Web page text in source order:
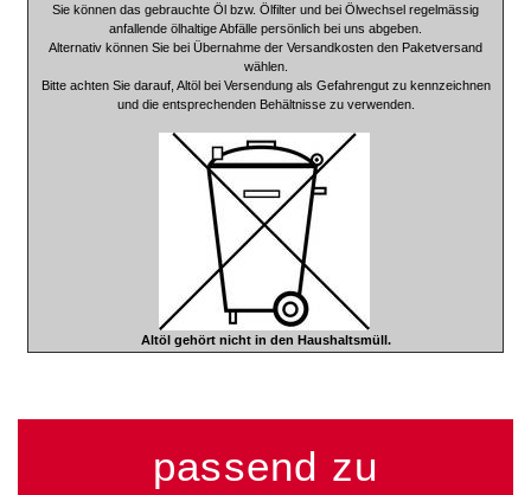
Sie können das gebrauchte Öl bzw. Ölfilter und bei Ölwechsel regelmässig
anfallende ölhaltige Abfälle persönlich bei uns abgeben.
Alternativ können Sie bei Übernahme der Versandkosten den Paketversand
wählen.
Bitte achten Sie darauf, Altöl bei Versendung als Gefahrengut zu kennzeichnen
und die entsprechenden Behältnisse zu verwenden.
Altöl gehört nicht in den Haushaltsmüll.
passend zu